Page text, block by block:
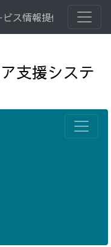
ス情報提供システム
支援システ